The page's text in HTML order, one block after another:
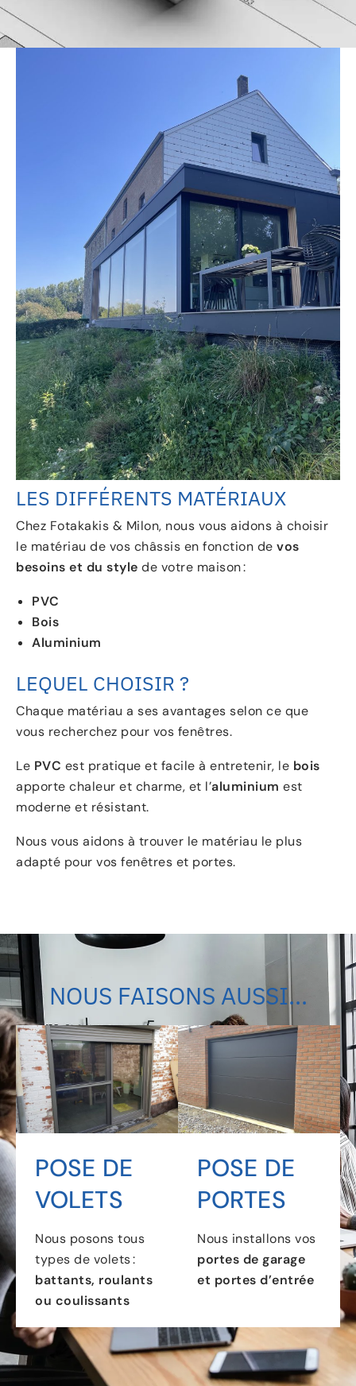
LES DIFFÉRENTS MATÉRIAUX
Chez Fotakakis & Milon, nous vous aidons à choisir
le matériau de vos châssis en fonction de vos
besoins et du style de votre maison :
PVC
Bois
Aluminium
LEQUEL CHOISIR ?
Chaque matériau a ses avantages selon ce que
vous recherchez pour vos fenêtres.
Le PVC est pratique et facile à entretenir, le bois
apporte chaleur et charme, et l’aluminium est
moderne et résistant.
Nous vous aidons à trouver le matériau le plus
adapté pour vos fenêtres et portes.
NOUS FAISONS AUSSI...
POSE DE
VOLETS
Nous posons tous
types de volets :
battants, roulants
ou coulissants
POSE DE
PORTES
Nous installons vos
portes de garage
et portes d’entrée